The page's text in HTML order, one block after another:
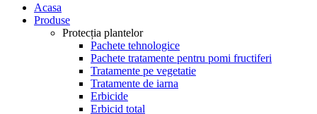
Acasa
Produse
Protecția plantelor
Pachete tehnologice
Pachete tratamente pentru pomi fructiferi
Tratamente pe vegetatie
Tratamente de iarna
Erbicide
Erbicid total